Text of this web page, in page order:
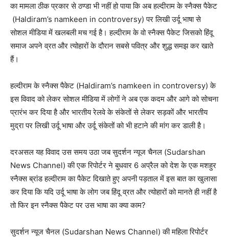
का मामला ठीक प्रकार से ठण्डा भी नहीं हो पाया कि अब हल्दीराम के स्नैक्स पैकेट
(Haldiram’s namkeen in controversy) पर लिखी उर्दू भाषा से
सोशल मीडिया में खलबली मच गई है। हल्दीराम के वो स्नैक्स पैकेट जिसको हिंदू
समाज अपने व्रत और त्योहारों के दौरान सबसे पवित्र और शुद्ध समझ कर खाते
हैं।
हल्दीराम के स्नैक्स पैकेट (Haldiram’s namkeen in controversy) के
इस विवाद को लेकर सोशल मीडिया में लोगों ने अब एक कदम और आगे को सोचना
प्रारंभ कर दिया है और भारतीय रेलवे के संकेतों से लेकर सड़कों और भारतीय
मुद्रा पर लिखी उर्दू भाषा और उर्दू संकेतों को भी हटाने की मांग कर डाली है।
दरअसल यह विवाद उस समय उठा जब सुदर्शन न्यूज चैनल (Sudarshan
News Channel) की एक रिपोर्टर ने बुधवार 6 अप्रैल को देश के एक मशहुर
स्नैक्स ब्रांड हल्दीराम का पैकेट दिखाते हुए अपनी पड़ताल में इस बात का खुलासा
कर दिया कि यदि उर्दू भाषा के लोग जब हिंदू व्रत और त्योहारों को मानते ही नहीं है
तो फिर इन स्नैक्स पैकेट पर उस भाषा का क्या काम?
सुदर्शन न्यूज चैनल (Sudarshan News Channel) की महिला रिपोर्टर